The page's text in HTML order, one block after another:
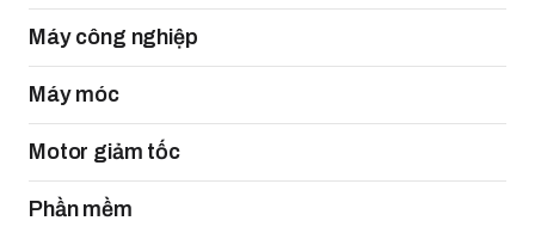
Máy công nghiệp
Máy móc
Motor giảm tốc
Phần mềm